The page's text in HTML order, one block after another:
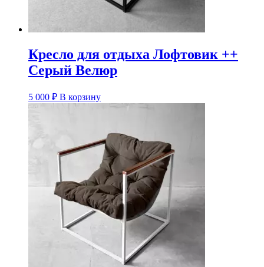
Кресло для отдыха Лофтовик ++
Серый Велюр
5 000 ₽ В корзину